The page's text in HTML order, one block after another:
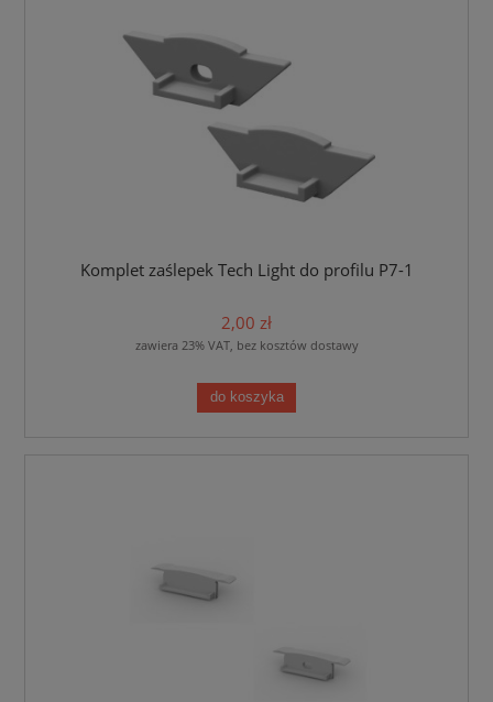
Komplet zaślepek Tech Light do profilu P7-1
2,00 zł
zawiera 23% VAT, bez kosztów dostawy
do koszyka